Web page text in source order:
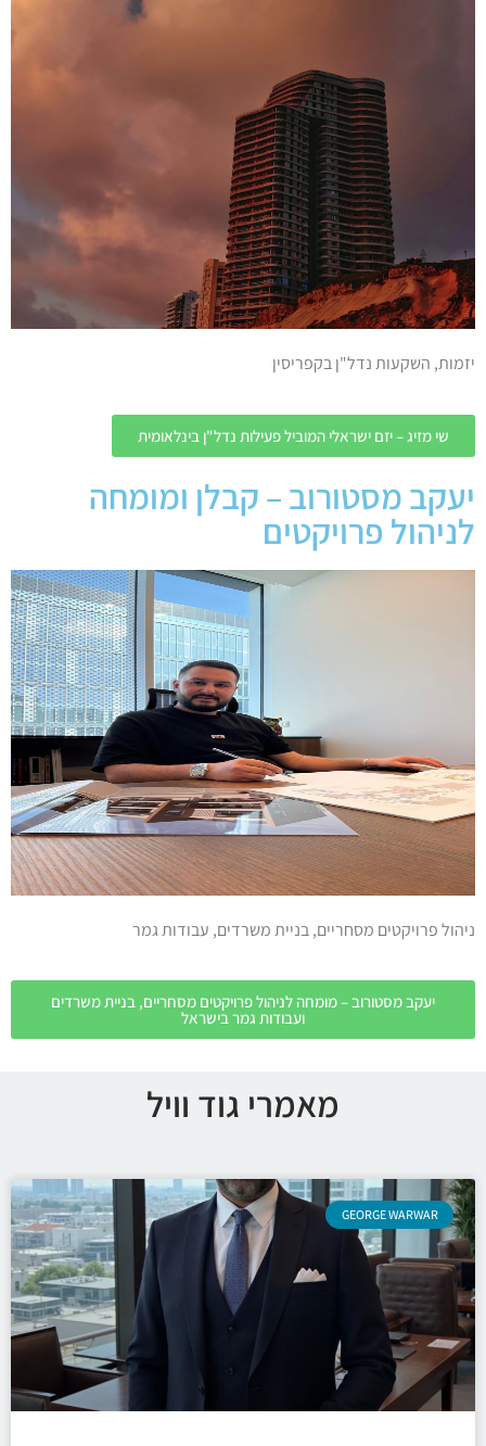
יזמות, השקעות נדל"ן בקפריסין
שי מזיג – יזם ישראלי המוביל פעילות נדל"ן בינלאומית
יעקב מסטורוב – קבלן ומומחה
לניהול פרויקטים
ניהול פרויקטים מסחריים, בניית משרדים, עבודות גמר
יעקב מסטורוב – מומחה לניהול פרויקטים מסחריים, בניית משרדים
ועבודות גמר בישראל
מאמרי גוד וויל
GEORGE WARWAR